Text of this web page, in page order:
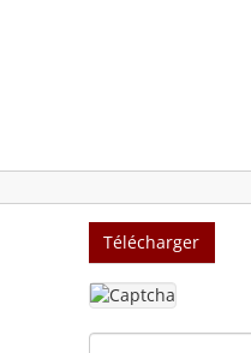
Télécharger